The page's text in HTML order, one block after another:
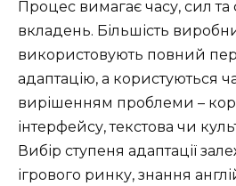
Процес вимагає часу, сил та
вкладень. Більшість
використовують повний
адаптацію, а користуються
вирішенням проблеми –
інтерфейсу, текстова чи
Вибір ступеня адаптації
ігрового ринку, знання